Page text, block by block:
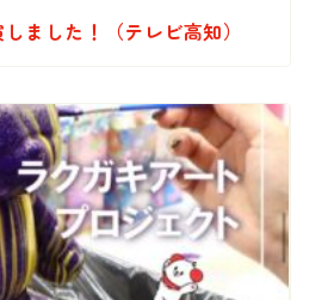
ました！（テレビ高知）